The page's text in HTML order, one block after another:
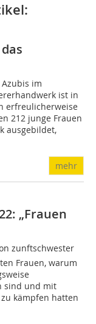
im
ist in
erfreulicherweise
212 junge Frauen
ausgebildet,
mehr
„Frauen
zunftschwester
Frauen, warum
sind und mit
kämpfen hatten 